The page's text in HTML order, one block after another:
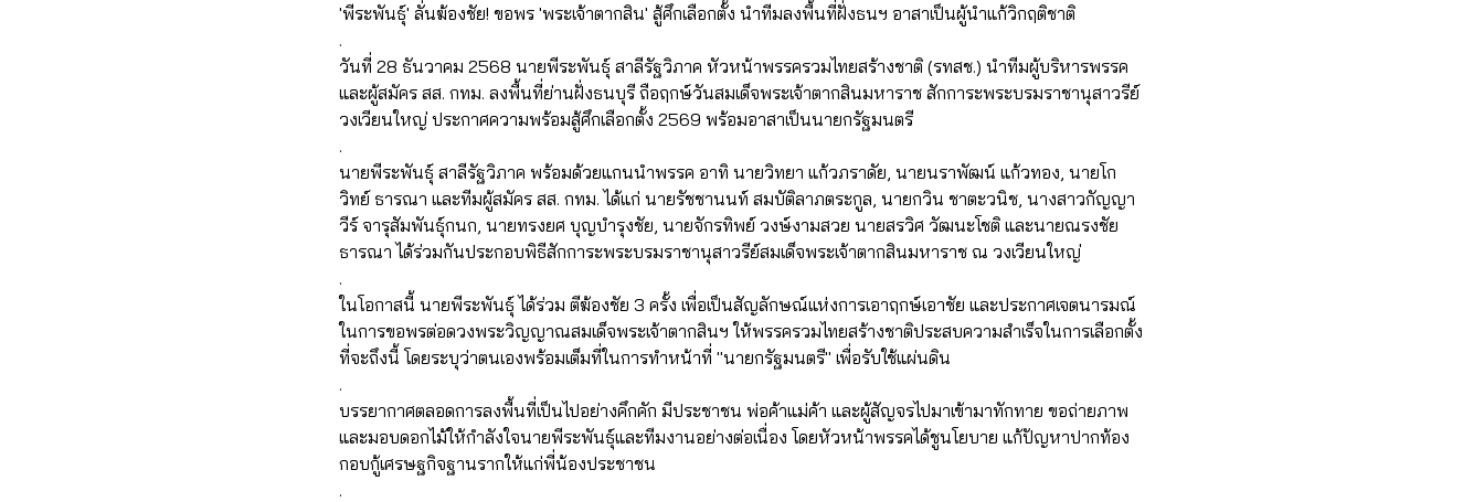
'พีระพันธ์ุ' ลั่นฆ้องชัย! ขอพร 'พระเจ้าตากสิน' สู้ศึกเลือกตั้ง นำทีมลงพื้นที่ฝั่งธนฯ อาสาเป็นผู้นำแก้วิกฤติชาติ
.
วันที่ 28 ธันวาคม 2568 นายพีระพันธุ์ สาลีรัฐวิภาค หัวหน้าพรรครวมไทยสร้างชาติ (รทสช.) นำทีมผู้บริหารพรรค
และผู้สมัคร สส. กทม. ลงพื้นที่ย่านฝั่งธนบุรี ถือฤกษ์วันสมเด็จพระเจ้าตากสินมหาราช สักการะพระบรมราชานุสาวรีย์
วงเวียนใหญ่ ประกาศความพร้อมสู้ศึกเลือกตั้ง 2569 พร้อมอาสาเป็นนายกรัฐมนตรี
.
นายพีระพันธุ์ สาลีรัฐวิภาค พร้อมด้วยแกนนำพรรค อาทิ นายวิทยา แก้วภราดัย, นายนราพัฒน์ แก้วทอง, นายโก
วิทย์ ธารณา และทีมผู้สมัคร สส. กทม. ได้แก่ นายรัชชานนท์ สมบัติลาภตระกูล, นายกวิน ชาตะวนิช, นางสาวกัญญา
วีร์ จารุสัมพันธุ์กนก, นายทรงยศ บุญบำรุงชัย, นายจักรทิพย์ วงษ์งามสวย นายสรวิศ วัฒนะโชติ และนายณรงชัย
ธารณา ได้ร่วมกันประกอบพิธีสักการะพระบรมราชานุสาวรีย์สมเด็จพระเจ้าตากสินมหาราช ณ วงเวียนใหญ่
.
ในโอกาสนี้ นายพีระพันธุ์ ได้ร่วม ตีฆ้องชัย 3 ครั้ง เพื่อเป็นสัญลักษณ์แห่งการเอาฤกษ์เอาชัย และประกาศเจตนารมณ์
ในการขอพรต่อดวงพระวิญญาณสมเด็จพระเจ้าตากสินฯ ให้พรรครวมไทยสร้างชาติประสบความสำเร็จในการเลือกตั้ง
ที่จะถึงนี้ โดยระบุว่าตนเองพร้อมเต็มที่ในการทำหน้าที่ "นายกรัฐมนตรี" เพื่อรับใช้แผ่นดิน
.
บรรยากาศตลอดการลงพื้นที่เป็นไปอย่างคึกคัก มีประชาชน พ่อค้าแม่ค้า และผู้สัญจรไปมาเข้ามาทักทาย ขอถ่ายภาพ
และมอบดอกไม้ให้กำลังใจนายพีระพันธุ์และทีมงานอย่างต่อเนื่อง โดยหัวหน้าพรรคได้ชูนโยบาย แก้ปัญหาปากท้อง
กอบกู้เศรษฐกิจฐานรากให้แก่พี่น้องประชาชน
.